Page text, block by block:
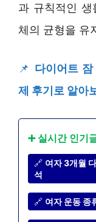
과 규칙적인 생
체의 균형을 유
📌 다이어트
제 후기로 알아
➕ 실시간 인기
🔗 여자 3개월
석
🔗 여자 운동 종